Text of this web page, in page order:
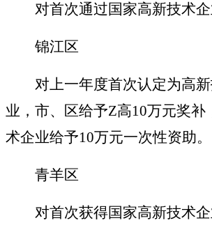
对首次通过国家高新技术企
锦江区
对上一年度首次认定为高新
业，市、区给予Z高10万元奖
术企业给予10万元一次性资助。
青羊区
对首次获得国家高新技术企